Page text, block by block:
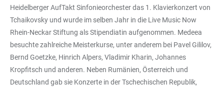
Heidelberger AufTakt Sinfonieorchester das 1. Klavierkonzert von
Tchaikovsky und wurde im selben Jahr in die Live Music Now
Rhein-Neckar Stiftung als Stipendiatin aufgenommen. Medeea
besuchte zahlreiche Meisterkurse, unter anderem bei Pavel Gililov,
Bernd Goetzke, Hinrich Alpers, Vladimir Kharin, Johannes
Kropfitsch und anderen. Neben Rumänien, Österreich und
Deutschland gab sie Konzerte in der Tschechischen Republik,